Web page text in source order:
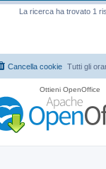
La ricerca ha trovato 1
Tutti gli
Cancella cookie
Ottieni OpenOffice